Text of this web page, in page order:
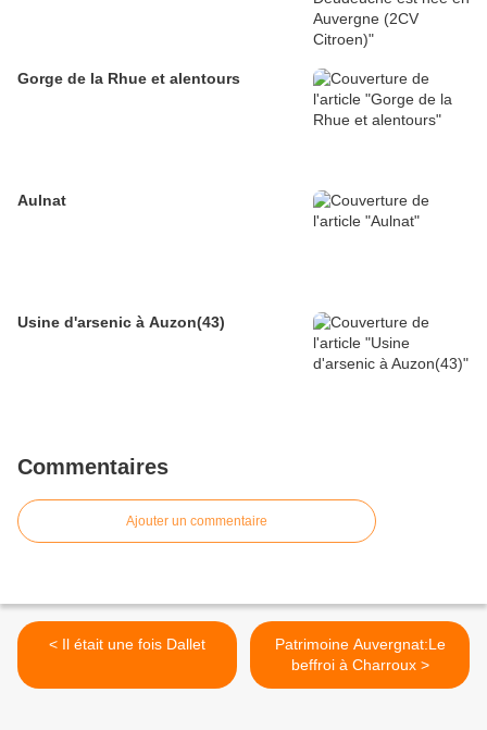
Gorge de la Rhue et alentours
Aulnat
Usine d'arsenic à Auzon(43)
Commentaires
Ajouter un commentaire
< Il était une fois Dallet
Patrimoine Auvergnat:Le
beffroi à Charroux >